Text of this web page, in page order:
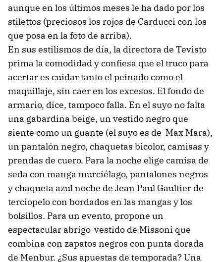
aunque en los últimos meses le ha dado por los
stilettos (preciosos los rojos de Carducci con los
que posa en la foto de arriba).
En sus estilismos de día, la directora de Tevisto
prima la comodidad y confiesa que el truco para
acertar es cuidar tanto el peinado como el
maquillaje, sin caer en los excesos. El fondo de
armario, dice, tampoco falla. En el suyo no falta
una gabardina beige, un vestido negro que
siente como un guante (el suyo es de Max Mara),
un pantalón negro, chaquetas bicolor, camisas y
prendas de cuero. Para la noche elige camisa de
seda con manga murciélago, pantalones negros
y chaqueta azul noche de Jean Paul Gaultier de
terciopelo con bordados en las mangas y los
bolsillos. Para un evento, propone un
espectacular abrigo-vestido de Missoni que
combina con zapatos negros con punta dorada
de Menbur. ¿Sus apuestas de temporada? Una